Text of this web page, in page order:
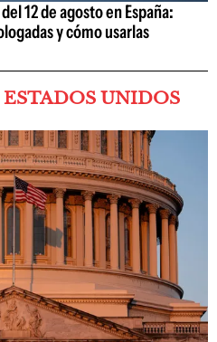
12 de agosto en España:
y cómo usarlas
UNIDOS